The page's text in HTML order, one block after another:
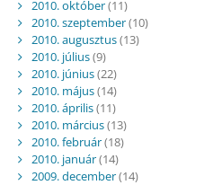
2010. október(11)
2010. szeptember(10)
2010. augusztus(13)
2010. július(9)
2010. június(22)
2010. május(14)
2010. április(11)
2010. március(13)
2010. február(18)
2010. január(14)
2009. december(14)